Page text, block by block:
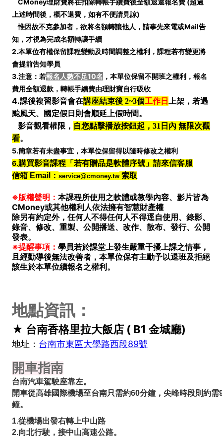
CMoney理財寶將在扣除轉帳手續費後全額退還報名費 (超過
上述時間後，概不退費，如有不便請見諒)
惟因故不克參加者，欲將名額轉讓他人，請事先來電或Mail告
知，才視為完成名額轉讓手續
2.本單位有權保留課程變動及時間調整之權利，課程若有變更將
會提前告知學員
3.注意：若報名人數不足10名 ，本單位保留不開班之權利，報名
費用全額退款，轉帳手續費由理財寶自行吸收
4.課後複習影音會在講座結束後 2~3個工作日上架，若遇
颱風天、國定假日則會順延上假時間。
影音觀看權限， 自您點擊播放按鈕起，31日內 無限次觀
看。
5.簡章若有未盡事宜，本單位保留得以隨時修改之權利
6.購買影音課程「若有贈品是軟體序號」請來信客服
信箱 Email： service@cmoney.tw 索取
※版權聲明： 本課程所使用之軟體或教學內容、影片皆為
CMoney或其他權利人依法擁有智慧財產權
除另有約定外，任何人不得任何人不得逕自使用、錄影、
錄音、修改、重製、公開播送、改作、散布、發行、公開
發表。
※提醒事項： 學員若於課堂上發生嚴重干擾上課之情事，
且經勸導後無法改善者，本單位保有主動予以退班及拒絕
該生於本單位續報名之權利。
地點資訊：
★ 台南香格里拉大飯店 ( B1 金城廳)
地址： 台南市東區大學路西段89號
開車指南
台南汽車駕駛座靠左。
開車從高雄國際機場至台南只需約60分鐘，尖峰時段則約需
鐘。
1.從機場出發右轉上中山路
2.向北行駛，接中山高速公路。